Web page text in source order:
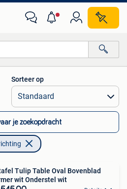
afstanden…
Sorteer op
je zoekopdracht
Tulip Table Oval Bovenblad
wit Onderstel wit